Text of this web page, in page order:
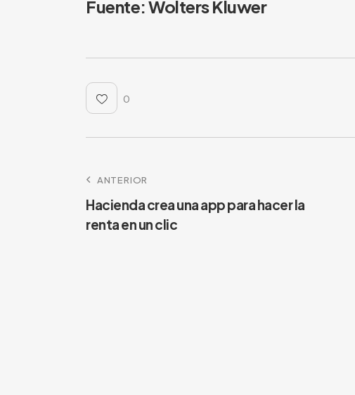
Fuente: Wolters Kluwer
0
ANTERIOR
Hacienda crea una app para hacer la
renta en un clic